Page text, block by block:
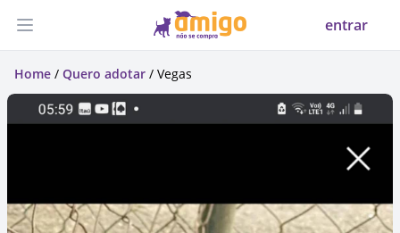
Abrir menu entrar
Home / Quero adotar / Vegas